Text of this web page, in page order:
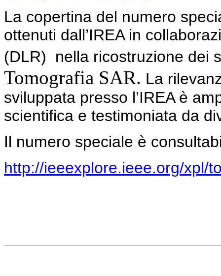
La copertina del numero
ottenuti dall’IREA in
(DLR) nella ricostruzione dei
Tomografia SAR. La
sviluppata presso l’IREA è
scientifica e testimoniata da
Il numero speciale è
http://ieeexplore.ieee.org/xpl/